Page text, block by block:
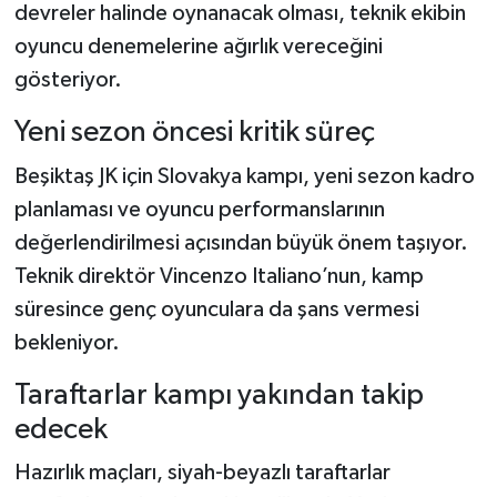
devreler halinde oynanacak olması, teknik ekibin
oyuncu denemelerine ağırlık vereceğini
gösteriyor.
Yeni sezon öncesi kritik süreç
Beşiktaş JK için Slovakya kampı, yeni sezon kadro
planlaması ve oyuncu performanslarının
değerlendirilmesi açısından büyük önem taşıyor.
Teknik direktör Vincenzo Italiano’nun, kamp
süresince genç oyunculara da şans vermesi
bekleniyor.
Taraftarlar kampı yakından takip
edecek
Hazırlık maçları, siyah-beyazlı taraftarlar